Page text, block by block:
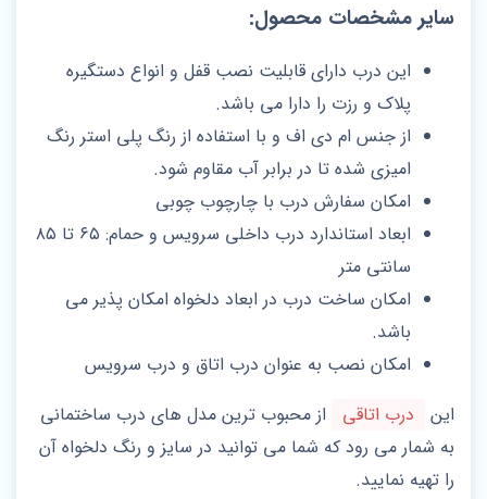
سایر مشخصات محصول:
این درب دارای قابلیت نصب قفل و انواع دستگیره
پلاک و رزت را دارا می باشد.
از جنس ام دی اف و با استفاده از رنگ پلی استر رنگ
امیزی شده تا در برابر آب مقاوم شود.
امکان سفارش درب با چارچوب چوبی
ابعاد استاندارد درب داخلی سرویس و حمام: ۶۵ تا ۸۵
سانتی متر
امکان ساخت درب در ابعاد دلخواه امکان پذیر می
باشد.
امکان نصب به عنوان درب اتاق و درب سرویس
این
درب اتاقی
از محبوب ترین مدل های درب ساختمانی
به شمار می رود که شما می توانید در سایز و رنگ دلخواه آن
را تهیه نمایید.